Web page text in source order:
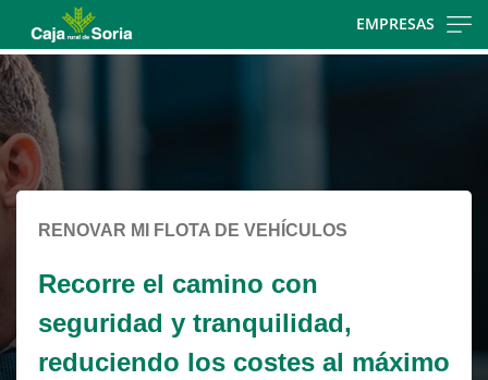
EMPRESAS
Cargando
contenido,
por
favor
espere...
RENOVAR MI FLOTA DE VEHÍCULOS
Recorre el camino con
seguridad y tranquilidad,
reduciendo los costes al máximo